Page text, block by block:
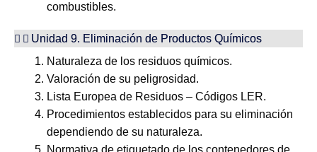
combustibles.
Unidad 9. Eliminación de Productos Químicos
Naturaleza de los residuos químicos.
Valoración de su peligrosidad.
Lista Europea de Residuos – Códigos LER.
Procedimientos establecidos para su eliminación
dependiendo de su naturaleza.